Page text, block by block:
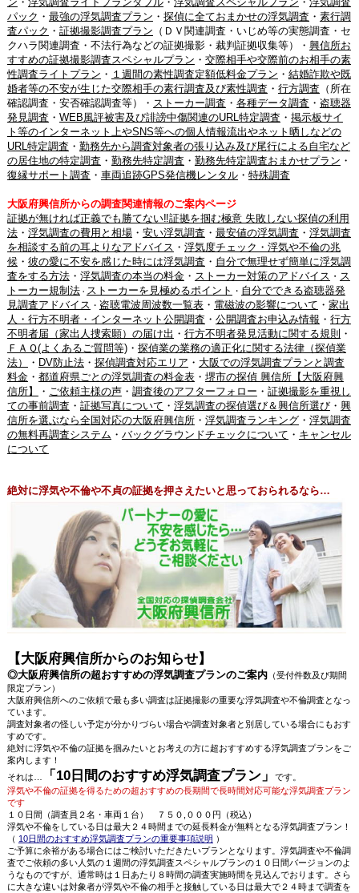
パック ・ 最強の浮気調査プラン ・ 探偵に全ておまかせの浮気調査 ・ 素行調
査パック ・ 証拠撮影調査プラン （ＤＶ関連調査・いじめ等の実態調査・セ
クハラ関連調査・不法行為などの証拠撮影・裁判証拠収集等）・ 興信所お
すすめの証拠撮影調査スペシャルプラン ・ 交際相手や交際前のお相手の素
性調査ライトプラン ・ １週間の素性調査定額低料金プラン ・ 結婚詐欺や既
婚者等の不安が生じた交際相手の素行調査及び素性調査 ・ 行方調査 （所在
確認調査・安否確認調査等）・ ストーカー調査 ・ 各種データ調査 ・ 盗聴器
発見調査 ・ WEB風評被害及び誹謗中傷関連のURL特定調査 ・ 掲示板サイ
ト等のインターネット上やSNS等への個人情報流出やネット晒しなどの
URL特定調査 ・ 勤務先から調査対象者の張り込み及び尾行による自宅など
の居住地の特定調査 ・ 勤務先特定調査 ・ 勤務先特定調査おまかせプラン ・
復縁サポート調査 ・ 車両追跡GPS発信機レンタル・ 特殊調査
大阪府興信所からの調査関連情報のご案内ページ
証拠が無ければ正義でも勝てない‼証拠を掴む極意 失敗しない探偵の利用
法・ 浮気調査の費用と相場・ 安い浮気調査 ・ 最安値の浮気調査 ・ 浮気調査
を相談する前の耳よりなアドバイス ・ 浮気度チェック・浮気や不倫の兆
候・ 彼の愛に不安を感じた時には浮気調査 ・ 自分で無理せず簡単に浮気調
査をする方法・ 浮気調査の本当の料金・ ストーカー対策のアドバイス ・ ス
トーカー規制法・ ストーカーを見極めるポイント ・ 自分でできる盗聴器発
見調査アドバイス ・ 盗聴電波周波数一覧表・ 電磁波の影響について ・ 家出
人・行方不明者・インターネット公開調査 ・ 公開調査お申込み情報 ・ 行方
不明者届（家出人捜索願）の届け出 ・ 行方不明者発見活動に関する規則 ・
ＦＡＱ(よくあるご質問等)・ 探偵業の業務の適正化に関する法律（探偵業
法）
・ DV防止法・ 探偵調査対応エリア ・ 大阪での浮気調査プランと調査
料金・ 都道府県ごとの浮気調査の料金表・ 堺市の探偵 興信所【大阪府興
信所】
・ ご依頼主様の声・ 調査後のアフターフォロー ・ 証拠撮影を重視し
ての事前調査 ・ 証拠写真について ・ 浮気調査の探偵選び＆興信所選び・ 興
信所を選ぶなら全国対応の大阪府興信所・ 浮気調査ランキング・ 浮気調査
の無料再調査システム ・ バックグラウンドチェックについて ・ キャンセル
について
絶対に浮気や不倫や不貞の証拠を押さえたいと思っておられるなら…
【大阪府興信所からのお知らせ】
◎大阪府興信所の超おすすめの浮気調査プランのご案内（受付件数及び期間
限定プラン）
大阪府興信所へのご依頼で最も多い調査は証拠撮影の重要な浮気調査や不倫調査となっ
ています。
調査対象者の怪しい予定が分かりづらい場合や調査対象者と別居している場合にもおす
すめです。
絶対に浮気や不倫の証拠を掴みたいとお考えの方に超おすすめする浮気調査プランをご
案内します！
それは…
「10日間のおすすめ浮気調査プラン」
です。
浮気や不倫の証拠を得るための超おすすめの長期間で長時間対応可能な浮気調査プラン
です
１０日間（調査員２名・車両１台） ７５０,０００円（税込）
浮気や不倫をしている日は最大２４時間までの延長料金が無料となる浮気調査プラン！
（ 10日間のおすすめ浮気調査プランの重要事項説明 ）
ご予算に余裕がある場合にはご検討いただきたいプランとなります。浮気調査や不倫調
査でご依頼の多い人気の１週間の浮気調査スペシャルプランの１０日間バージョンのよ
うなものですが、通常時は１日あたり８時間の調査実施時間を見込んでおります。さら
に大きな違いは対象者が浮気や不倫の相手と接触している日は最大で２４時まで調査を